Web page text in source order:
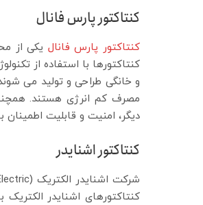
کنتاکتور پارس فانال
کنتاکتور پارس فانال یکی از
کنتاکتورها با استفاده از
و خانگی طراحی و تولید می
مصرف کم انرژی هستند.
دیگر، امنیت و قابلیت اطمینان
کنتاکتور اشنایدر